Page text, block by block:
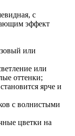
с
эффект
или
или
оттенки;
ярче и
с волнистыми
цветки на